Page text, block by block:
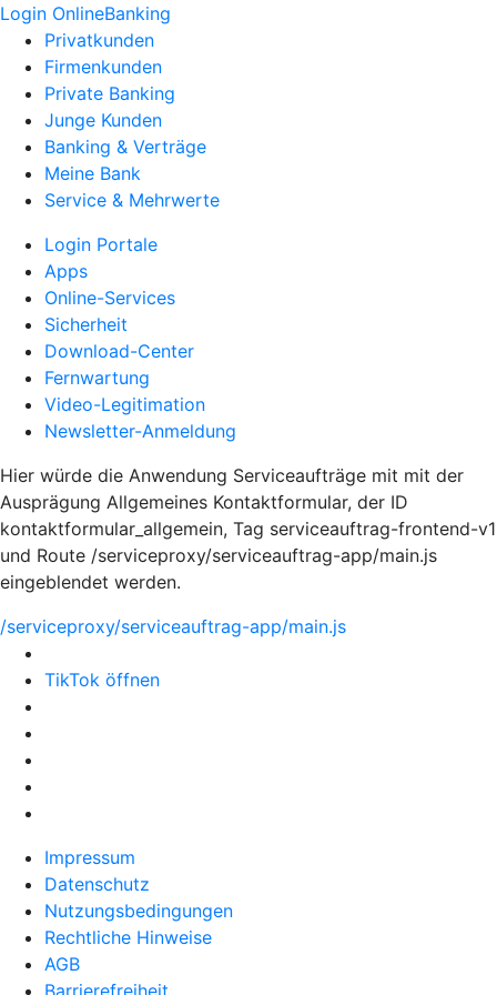
Login OnlineBanking
Privatkunden
Firmenkunden
Private Banking
Junge Kunden
Banking & Verträge
Meine Bank
Service & Mehrwerte
Login Portale
Apps
Online-Services
Sicherheit
Download-Center
Fernwartung
Video-Legitimation
Newsletter-Anmeldung
Hier würde die Anwendung Serviceaufträge mit mit der
Ausprägung Allgemeines Kontaktformular, der ID
kontaktformular_allgemein, Tag serviceauftrag-frontend-v1
und Route /serviceproxy/serviceauftrag-app/main.js
eingeblendet werden.
/serviceproxy/serviceauftrag-app/main.js
TikTok öffnen
Impressum
Datenschutz
Nutzungsbedingungen
Rechtliche Hinweise
AGB
Barrierefreiheit